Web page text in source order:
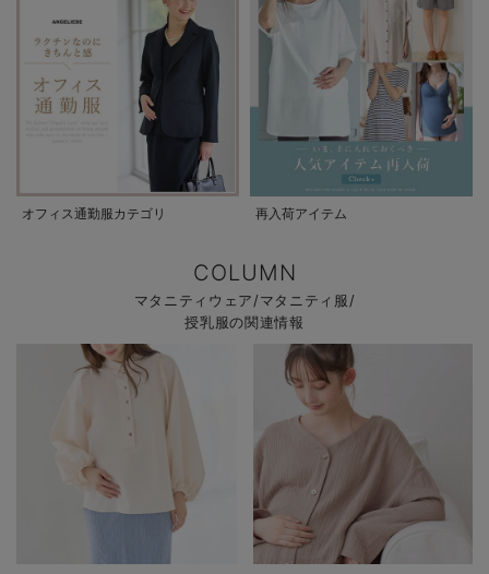
オフィス通勤服カテゴリ 再入荷アイテム
COLUMN
マタニティウェア/マタニティ服/
授乳服の関連情報